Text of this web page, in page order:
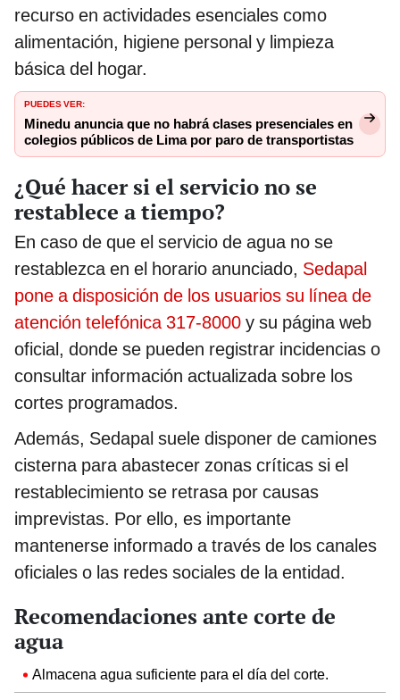
recurso en actividades esenciales como
alimentación, higiene personal y limpieza
básica del hogar.
PUEDES VER:
Minedu anuncia que no habrá clases presenciales en
colegios públicos de Lima por paro de transportistas
¿Qué hacer si el servicio no se
restablece a tiempo?
En caso de que el servicio de agua no se
restablezca en el horario anunciado, Sedapal
pone a disposición de los usuarios su línea de
atención telefónica 317-8000 y su página web
oficial, donde se pueden registrar incidencias o
consultar información actualizada sobre los
cortes programados.
Además, Sedapal suele disponer de camiones
cisterna para abastecer zonas críticas si el
restablecimiento se retrasa por causas
imprevistas. Por ello, es importante
mantenerse informado a través de los canales
oficiales o las redes sociales de la entidad.
Recomendaciones ante corte de
agua
Almacena agua suficiente para el día del corte.